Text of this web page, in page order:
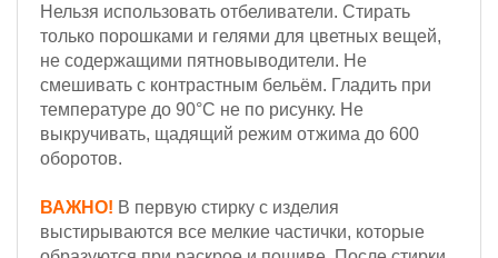
Нельзя использовать отбеливатели. Стирать
только порошками и гелями для цветных вещей,
не содержащими пятновыводители. Не
смешивать с контрастным бельём. Гладить при
температуре до 90°С не по рисунку. Не
выкручивать, щадящий режим отжима до 600
оборотов.
ВАЖНО! В первую стирку с изделия
выстирываются все мелкие частички, которые